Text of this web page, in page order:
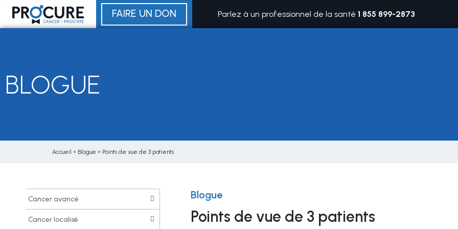
Aller
contenu
FAIRE UN DON Parlez à un professionnel de la santé1 855 899-2873
BLOGUE
Accueil » Blogue » Points de vue de 3 patients
cancer avancé
cancer localisé
Blogue
Points de vue de 3 patients